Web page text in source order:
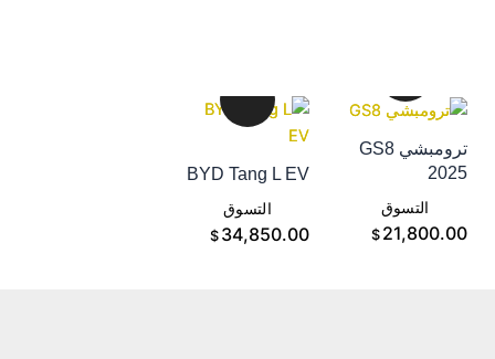
ترومبشي GS8
$
إضافة إلى سلة
التسوق
BYD Tang L EV
$34,850.00
إضافة إلى سلة
التسوق